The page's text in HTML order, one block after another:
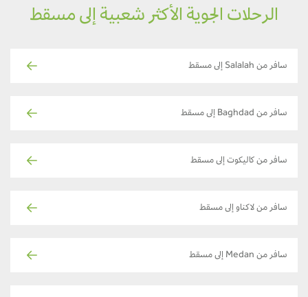
الرحلات الجوية الأكثر شعبية إلى مسقط
سافر من Salalah إلى مسقط
سافر من Baghdad إلى مسقط
سافر من كاليكوت إلى مسقط
سافر من لاكناو إلى مسقط
سافر من Medan إلى مسقط